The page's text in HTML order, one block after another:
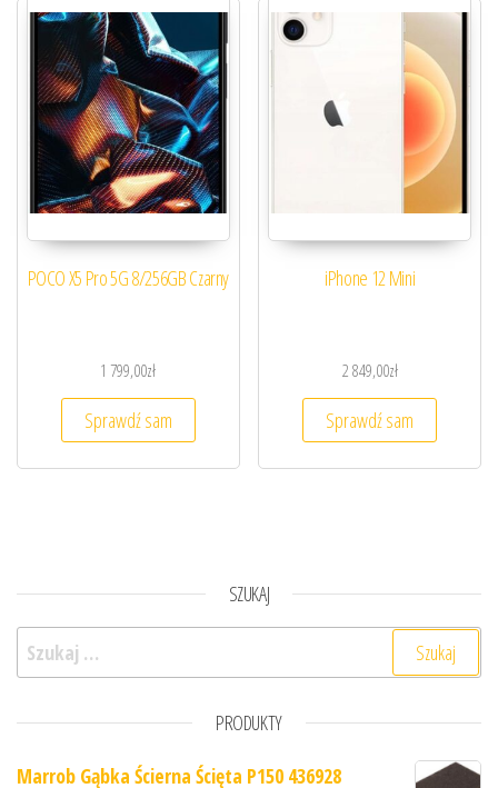
POCO X5 Pro 5G 8/256GB Czarny
1 799,00zł
Sprawdź sam
iPhone 12 Mini
2 849,00zł
Sprawdź sam
SZUKAJ
Szukaj:
PRODUKTY
Marrob Gąbka Ścierna Ścięta P150 436928